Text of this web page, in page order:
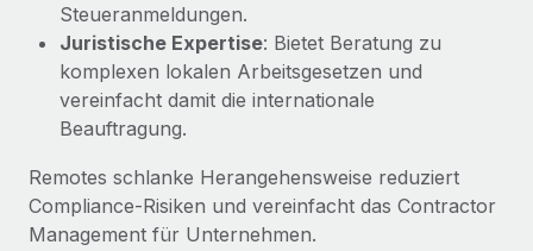
Mehr erfahren
Wie Phiture 55 Mitarbeiter:innen in 19 Ländern
mit Remote verwaltet
Wachstumsberatung für mobile Apps. Das...
Mehr erfahren
Steueranmeldungen.
Juristische Expertise: Bietet Beratung zu
komplexen lokalen Arbeitsgesetzen und
vereinfacht damit die internationale
Beauftragung.
Remotes schlanke Herangehensweise reduziert
Compliance‑Risiken und vereinfacht das Contractor
Management für Unternehmen.